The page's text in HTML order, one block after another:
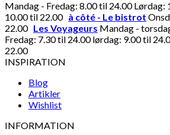
Mandag - Fredag: 8.00 til 24.00 Lørdag:
10.00 til 22.00 à côté - Le bistrot
22.00 Les Voyageurs Mandag -
Fredag: 7.30 til 24.00 lørdag: 9.00 til
22.00
INSPIRATION
Blog
Artikler
Wishlist
INFORMATION